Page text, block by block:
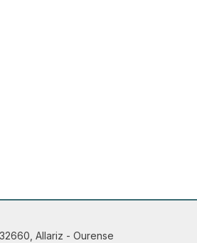
Allariz - Ourense